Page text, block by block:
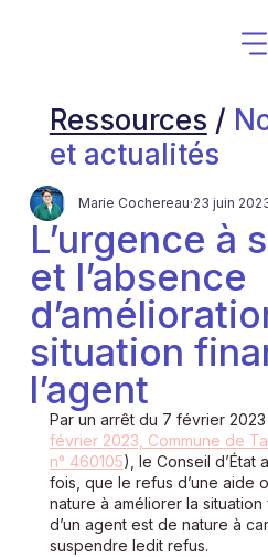
Ressources /
et actualités
L’urgence à
et l’absence
situation
l’agent
Marie Cochereau 23 juin
Par un arrêt du 7 février
février 2023, Commune de
n° 460105), le Conseil d’État
fois, que le refus d’une aide
nature à améliorer la
d’un agent est de nature à
suspendre ledit refus.